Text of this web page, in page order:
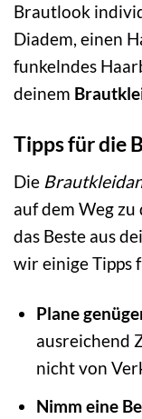
Brautlook
Diadem, einen
funkelndes
deinem
Tipps für die
Die
auf dem Weg
das Beste aus
wir einige Tipps
Plane
ausreichend
nicht von
Nimm eine